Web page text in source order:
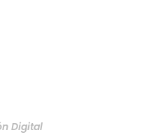
Digital